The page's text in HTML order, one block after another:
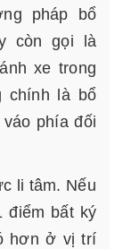
pháp bổ
còn gọi là
xe trong
chính là bổ
phía đối
li tâm. Nếu
điểm bất ký
hơn ở vị trí